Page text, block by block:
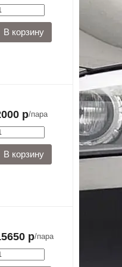
р/пара
р/пара